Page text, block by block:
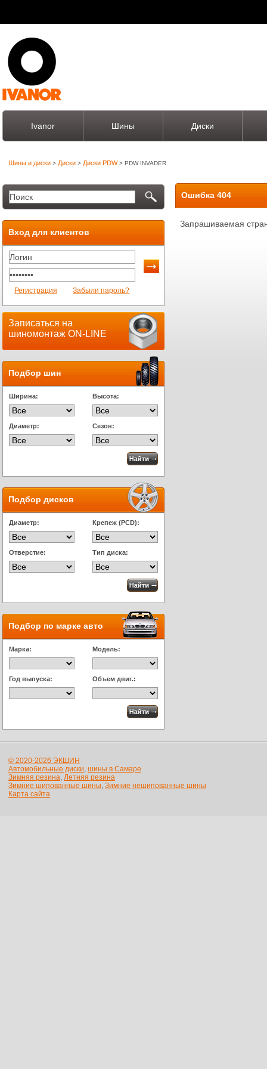
Ivanor Шины Диски
Шины и диски > Диски > Диски PDW> PDW INVADER
Вход для клиентов
Регистрация Забыли пароль?
Записаться на
шиномонтаж ON-LINE
Подбор шин
Ширина: Высота:
Диаметр: Сезон:
Подбор дисков
Диаметр: Крепеж (PCD):
Отверстие: Тип диска:
Подбор по марке авто
Марка: Модель:
Год выпуска: Объем двиг.:
Ошибка 404
Запрашиваемая
© 2020-2026 ЭКШИН
Автомобильные диски, шины в Самаре
Зимняя резина, Летняя резина
Зимние шипованные шины, Зимние нешипованные шины
Карта сайта